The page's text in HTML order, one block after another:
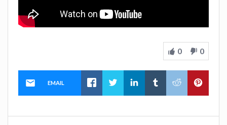
0 0
EMAIL